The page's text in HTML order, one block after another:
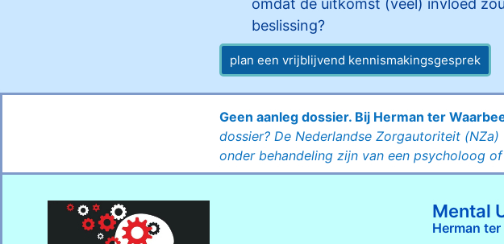
omdat de uitkomst (veel) invloed
beslissing?
plan een vrijblijvend kennismakingsgesprek
Geen aanleg dossier. Bij Herman ter
dossier? De Nederlandse Zorgautoriteit
onder behandeling zijn van een psycholoog
Mental
Herman